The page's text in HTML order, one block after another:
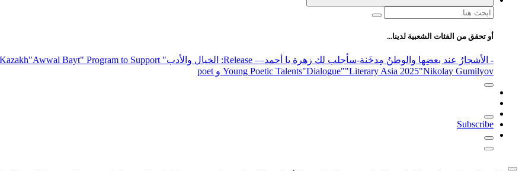
البحث
أو تحقق من الفئات الشعبية لدينا...
- الأشجارُ عند بعضِها والوطنُ مِدخَنة-سأجلب لك زهرة يا أحمد— Release : الخيال والأدب" inviting poets and writers from around the world to participate in Kazakh
"Awwal Bayt" Program to Support
Young Poetic Talents"Dialogue""Literary Asia 2025"Nikolay Gumilyov و poet
Subscribe